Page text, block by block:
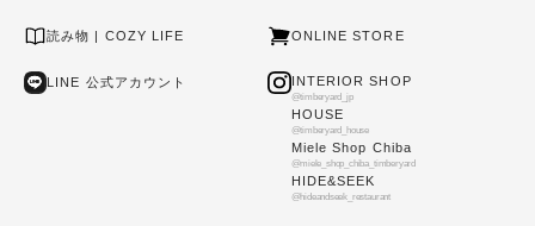
読み物 | COZY LIFE ONLINE STORE
LINE 公式アカウント INTERIOR SHOP
@timberyard_jp
HOUSE
@timberyard_house
Miele Shop Chiba
@miele_shop_chiba_timberyard
HIDE&SEEK
@hideandseek_restaurant